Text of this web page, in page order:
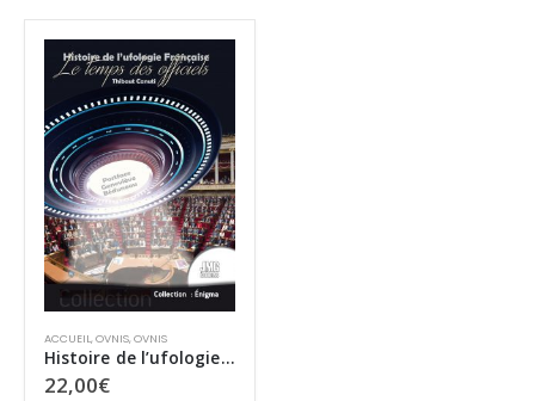
ACCUEIL,OVNIS,OVNIS
Histoire de l’ufologie Française Tome 2
22,00€